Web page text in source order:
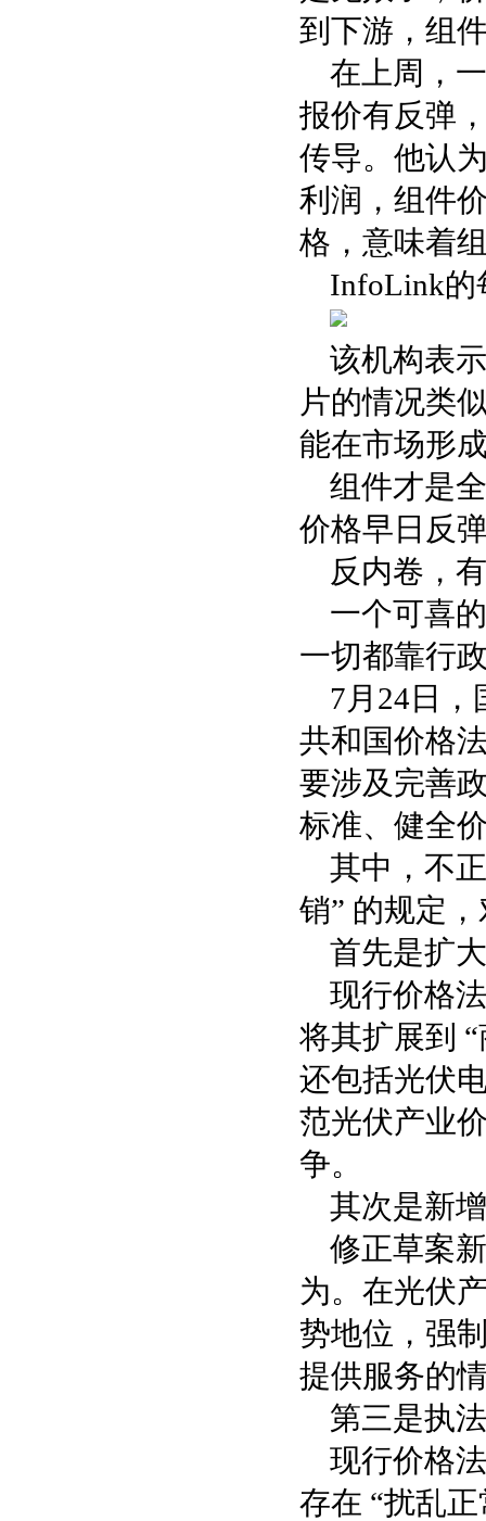
到下游，组
在上周，
报价有反弹
传导。他认
利润，组件
格，意味着
InfoLink的
该机构表
片的情况类
能在市场形
组件才是
价格早日反
反内卷，
一个可喜
一切都靠行
7月24日
共和国价格
要涉及完善
标准、健全
其中，不
销” 的规定
首先是扩
现行价格
将其扩展到
还包括光伏
范光伏产业
争。
其次是新
修正草案
为。在光伏
势地位，强
提供服务的
第三是执
现行价格
存在 “扰乱